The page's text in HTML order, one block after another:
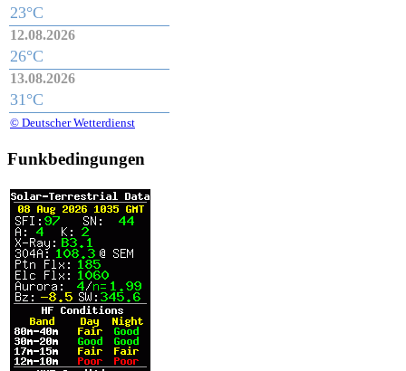
23°C
12.08.2026
26°C
13.08.2026
31°C
© Deutscher Wetterdienst
Funkbedingungen